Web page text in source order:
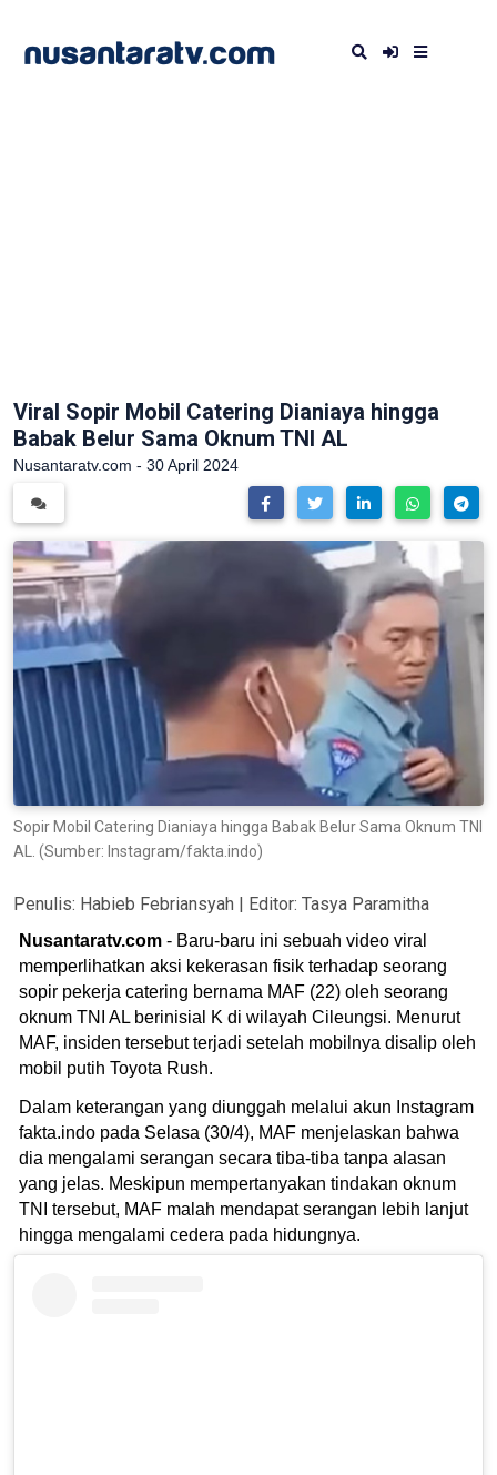
Viral Sopir Mobil Catering Dianiaya hingga
Babak Belur Sama Oknum TNI AL
Nusantaratv.com - 30 April 2024
Sopir Mobil Catering Dianiaya hingga Babak Belur Sama Oknum TNI
AL. (Sumber: Instagram/fakta.indo)
Penulis: Habieb Febriansyah | Editor: Tasya Paramitha
Nusantaratv.com - Baru-baru ini sebuah video viral
memperlihatkan aksi kekerasan fisik terhadap seorang
sopir pekerja catering bernama MAF (22) oleh seorang
oknum TNI AL berinisial K di wilayah Cileungsi. Menurut
MAF, insiden tersebut terjadi setelah mobilnya disalip oleh
mobil putih Toyota Rush.
Dalam keterangan yang diunggah melalui akun Instagram
fakta.indo pada Selasa (30/4), MAF menjelaskan bahwa
dia mengalami serangan secara tiba-tiba tanpa alasan
yang jelas. Meskipun mempertanyakan tindakan oknum
TNI tersebut, MAF malah mendapat serangan lebih lanjut
hingga mengalami cedera pada hidungnya.